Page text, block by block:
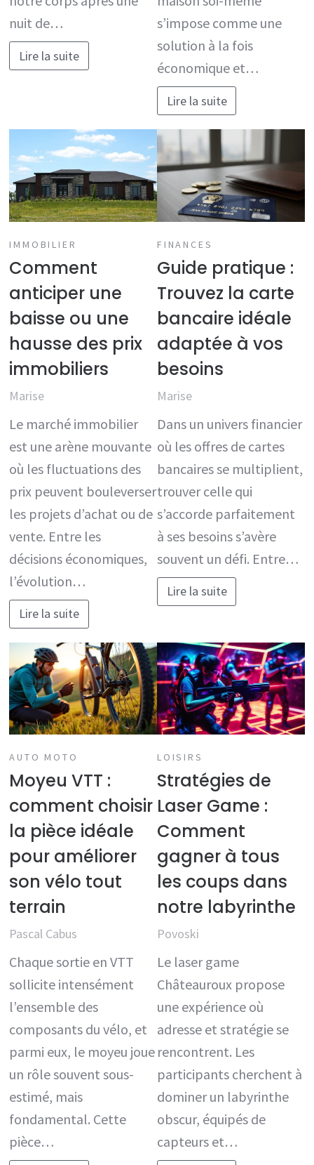
nuit de…
Lire la suite
s’impose comme une
solution à la fois
économique et…
Lire la suite
IMMOBILIER
Comment
anticiper une
baisse ou une
hausse des prix
immobiliers
Marise
Le marché immobilier
est une arène mouvante
où les fluctuations des
prix peuvent bouleverser
les projets d’achat ou de
vente. Entre les
décisions économiques,
l’évolution…
Lire la suite
FINANCES
Guide pratique :
Trouvez la carte
bancaire idéale
adaptée à vos
besoins
Marise
Dans un univers financier
où les offres de cartes
bancaires se multiplient,
trouver celle qui
s’accorde parfaitement
à ses besoins s’avère
souvent un défi. Entre…
Lire la suite
AUTO MOTO
Moyeu VTT :
comment choisir
la pièce idéale
pour améliorer
son vélo tout
terrain
Pascal Cabus
Chaque sortie en VTT
sollicite intensément
l’ensemble des
composants du vélo, et
parmi eux, le moyeu joue
un rôle souvent sous-
estimé, mais
fondamental. Cette
pièce…
LOISIRS
Stratégies de
Laser Game :
Comment
gagner à tous
les coups dans
notre labyrinthe
Povoski
Le laser game
Châteauroux propose
une expérience où
adresse et stratégie se
rencontrent. Les
participants cherchent à
dominer un labyrinthe
obscur, équipés de
capteurs et…